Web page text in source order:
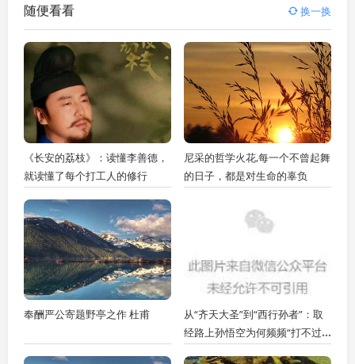
随便看看 换一换
《长安的荔枝》：读懂李善德，
就读懂了每个打工人的修行
尼采的哲学火花,每一个不曾起舞
的日子，都是对生命的辜负
奉酬严公寄题野亭之作 杜甫
从“齐天大圣”到“西行孙者”：取
经路上孙悟空为何频频“打不过”